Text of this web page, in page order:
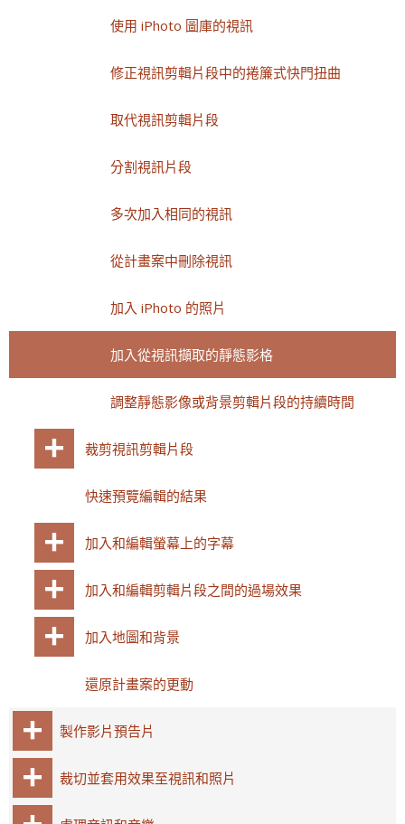
使用 iPhoto 圖庫的視訊
修正視訊剪輯片段中的捲簾式快門扭曲
取代視訊剪輯片段
分割視訊片段
多次加入相同的視訊
從計畫案中刪除視訊
加入 iPhoto 的照片
加入從視訊擷取的靜態影格
調整靜態影像或背景剪輯片段的持續時間
裁剪視訊剪輯片段
快速預覽編輯的結果
加入和編輯螢幕上的字幕
加入和編輯剪輯片段之間的過場效果
加入地圖和背景
還原計畫案的更動
製作影片預告片
裁切並套用效果至視訊和照片